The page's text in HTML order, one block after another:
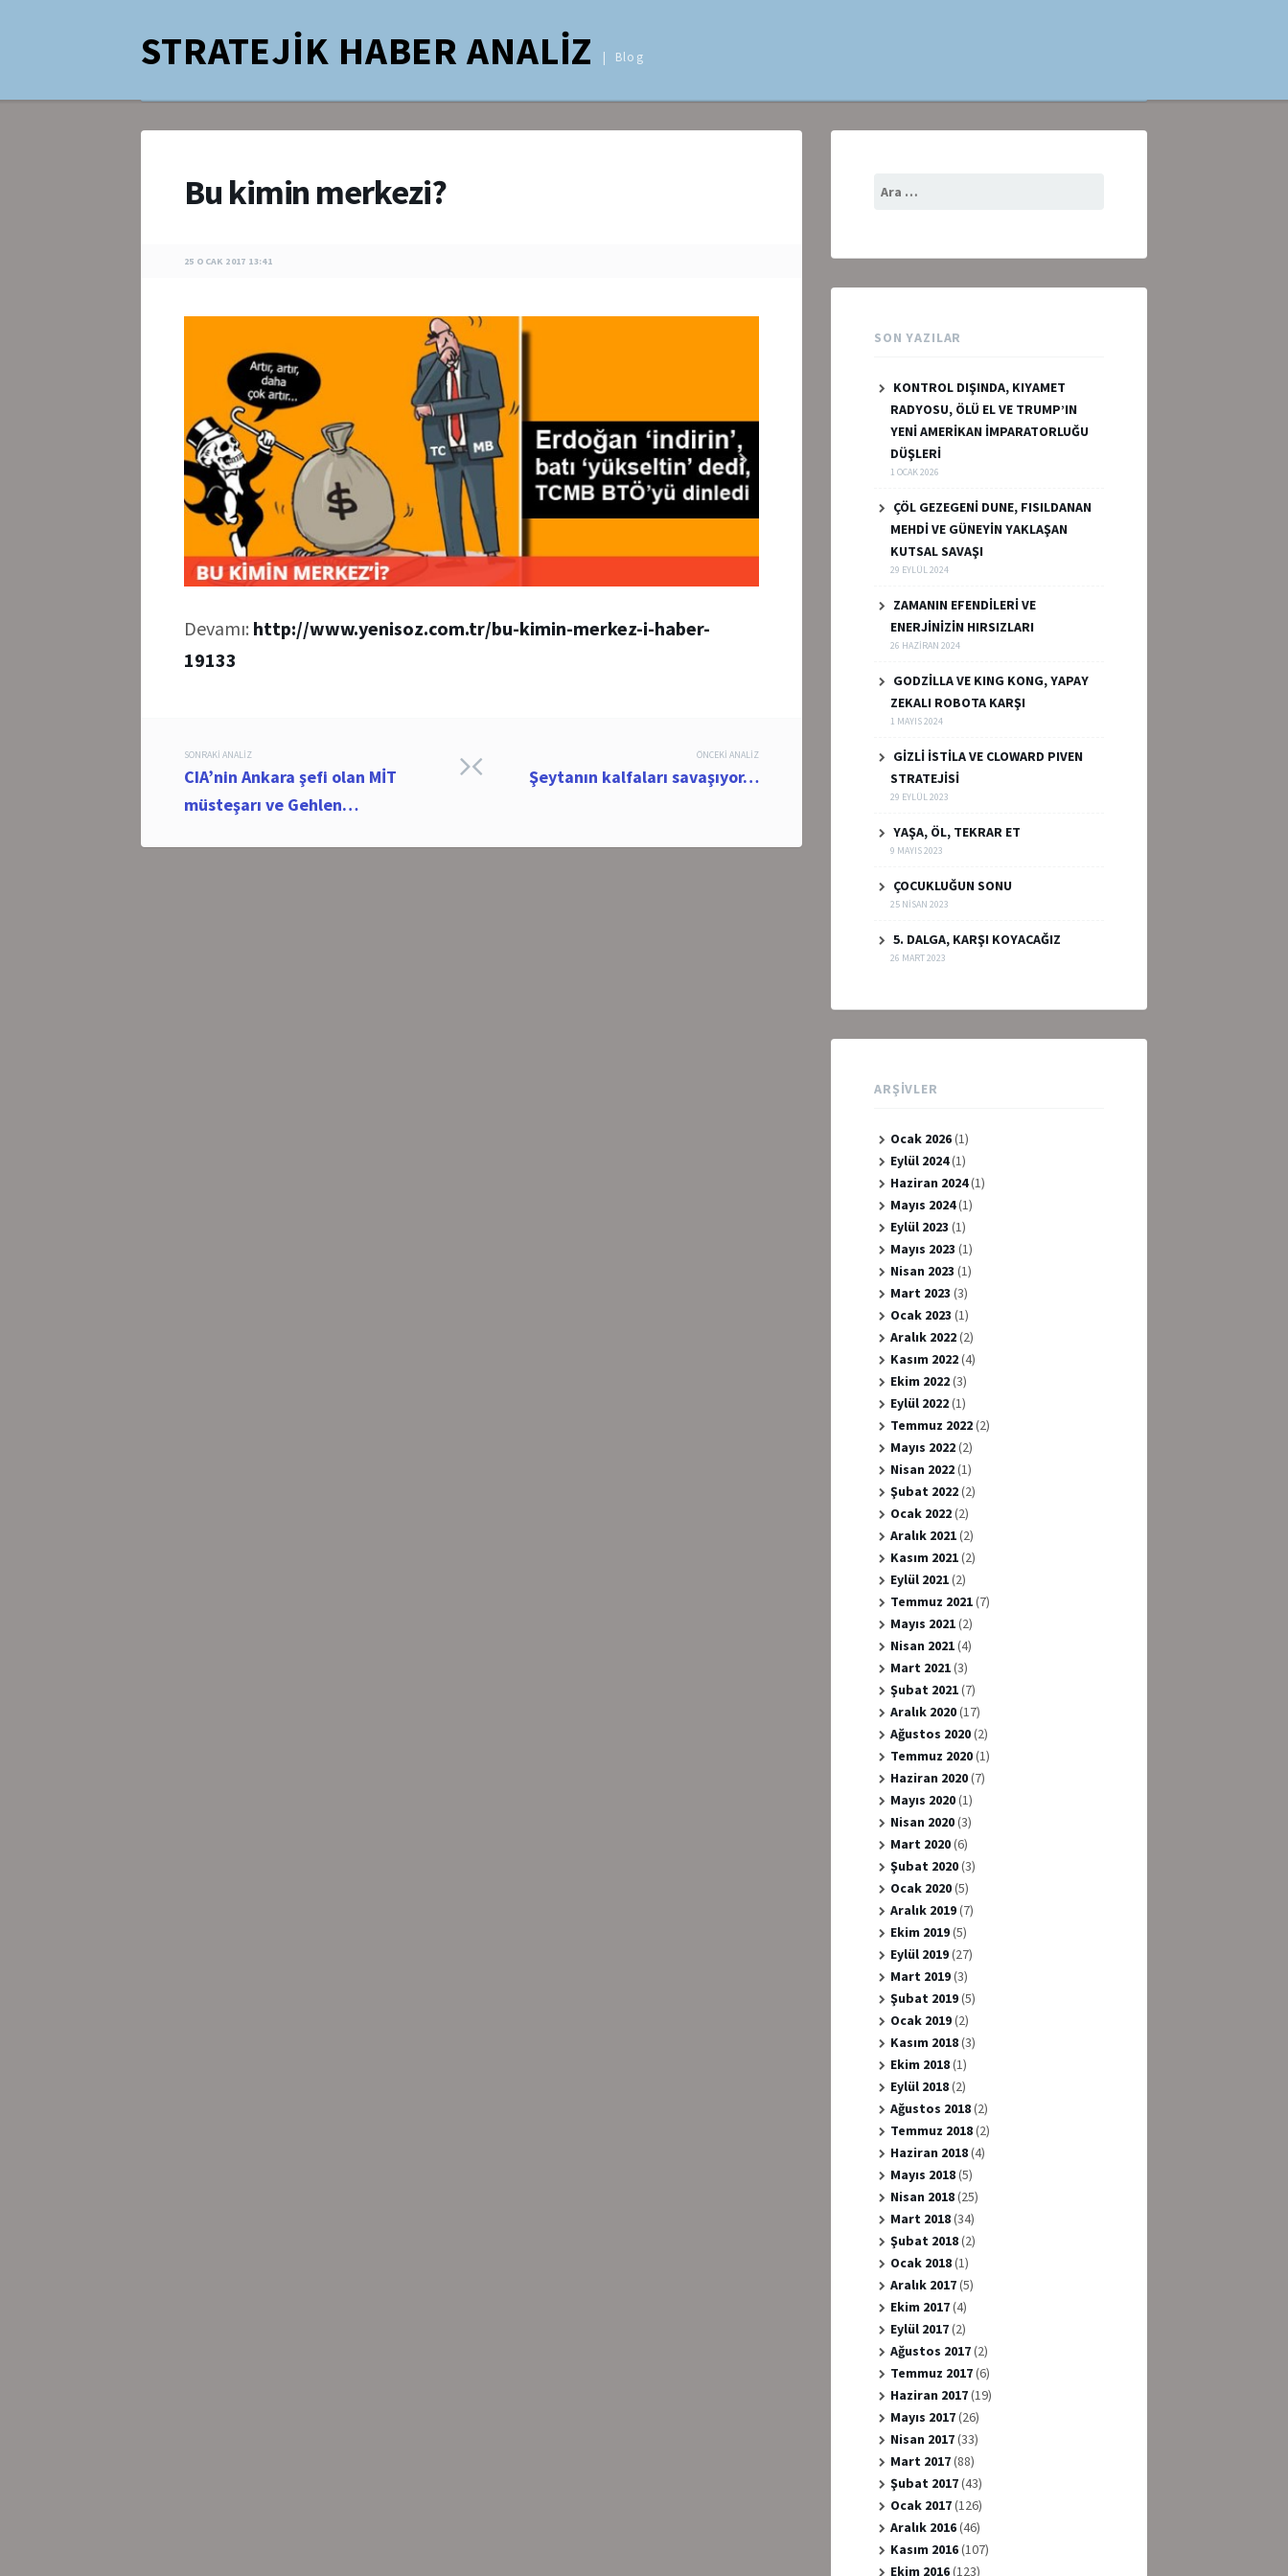
STRATEJİK HABER ANALİZ Blog
Bu kimin merkezi?
25 OCAK 2017 13:41
Devamı: http://www.yenisoz.com.tr/bu-kimin-merkez-i-haber-
19133
Post
navigation
ÖNCEKI ANALIZ
Şeytanın kalfaları savaşıyor…
SONRAKI ANALIZ
CIA’nin Ankara şefi olan MİT
müsteşarı ve Gehlen…
SON YAZILAR
KONTROL DIŞINDA, KIYAMET
RADYOSU, ÖLÜ EL VE TRUMP’IN
YENİ AMERİKAN İMPARATORLUĞU
DÜŞLERİ
1 OCAK 2026
ÇÖL GEZEGENİ DUNE, FISILDANAN
MEHDİ VE GÜNEYİN YAKLAŞAN
KUTSAL SAVAŞI
29 EYLÜL 2024
ZAMANIN EFENDİLERİ VE
ENERJİNİZİN HIRSIZLARI
26 HAZIRAN 2024
GODZİLLA VE KING KONG, YAPAY
ZEKALI ROBOTA KARŞI
1 MAYIS 2024
GİZLİ İSTİLA VE CLOWARD PIVEN
STRATEJİSİ
29 EYLÜL 2023
YAŞA, ÖL, TEKRAR ET
9 MAYIS 2023
ÇOCUKLUĞUN SONU
25 NISAN 2023
5. DALGA, KARŞI KOYACAĞIZ
26 MART 2023
ARŞIVLER
Ocak 2026(1)
Eylül 2024(1)
Haziran 2024(1)
Mayıs 2024(1)
Eylül 2023 (1)
Mayıs 2023 (1)
Nisan 2023 (1)
Mart 2023 (3)
Ocak 2023 (1)
Aralık 2022(2)
Kasım 2022(4)
Ekim 2022(3)
Eylül 2022(1)
Temmuz 2022(2)
Mayıs 2022(2)
Nisan 2022(1)
Şubat 2022(2)
Ocak 2022(2)
Aralık 2021(2)
Kasım 2021(2)
Eylül 2021(2)
Temmuz 2021(7)
Mayıs 2021(2)
Nisan 2021(4)
Mart 2021(3)
Şubat 2021(7)
Aralık 2020(17)
Ağustos 2020(2)
Temmuz 2020(1)
Haziran 2020(7)
Mayıs 2020(1)
Nisan 2020(3)
Mart 2020(6)
Şubat 2020(3)
Ocak 2020(5)
Aralık 2019(7)
Ekim 2019(5)
Eylül 2019(27)
Mart 2019(3)
Şubat 2019(5)
Ocak 2019(2)
Kasım 2018(3)
Ekim 2018(1)
Eylül 2018(2)
Ağustos 2018(2)
Temmuz 2018(2)
Haziran 2018(4)
Mayıs 2018(5)
Nisan 2018(25)
Mart 2018(34)
Şubat 2018(2)
Ocak 2018(1)
Aralık 2017(5)
Ekim 2017(4)
Eylül 2017(2)
Ağustos 2017(2)
Temmuz 2017(6)
Haziran 2017(19)
Mayıs 2017(26)
Nisan 2017(33)
Mart 2017(88)
Şubat 2017(43)
Ocak 2017(126)
Aralık 2016(46)
Kasım 2016(107)
Ekim 2016(123)